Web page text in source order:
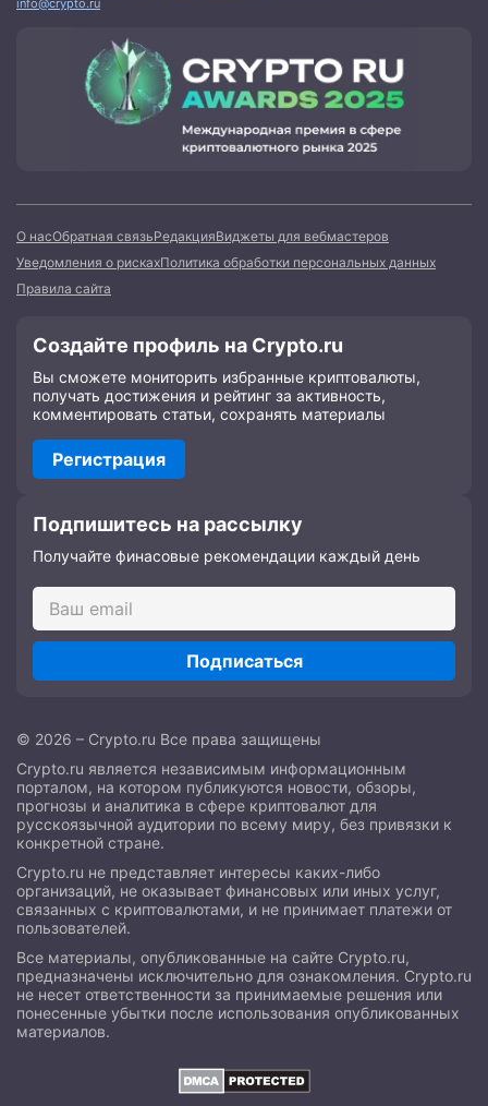
О насОбратная связьРедакцияВиджеты для вебмастеров
Уведомления о рискахПолитика обработки персональных данных
Правила сайта
Создайте профиль на Crypto.ru
Вы сможете мониторить избранные криптовалюты,
получать достижения и рейтинг за активность,
комментировать статьи, сохранять материалы
Регистрация
Подпишитесь на рассылку
Получайте финасовые рекомендации каждый день
Подписаться
© 2026 – Crypto.ru Все права защищены
Crypto.ru является независимым информационным
порталом, на котором публикуются новости, обзоры,
прогнозы и аналитика в сфере криптовалют для
русскоязычной аудитории по всему миру, без привязки к
конкретной стране.
Crypto.ru не представляет интересы каких-либо
организаций, не оказывает финансовых или иных услуг,
связанных с криптовалютами, и не принимает платежи от
пользователей.
Все материалы, опубликованные на сайте Crypto.ru,
предназначены исключительно для ознакомления. Crypto.ru
не несет ответственности за принимаемые решения или
понесенные убытки после использования опубликованных
материалов.